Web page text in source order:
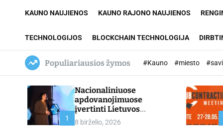
KAUNO NAUJIENOS KAUNO RAJONO NAUJIENOS
TECHNOLOGIJOS BLOCKCHAIN TECHNOLOGIJA
Populiariausios žymos #Kauno #miesto
1
Nacionaliniuose
apdovanojimuose
įvertinti Lietuvos
profesinio mokymo
lyderiai
8 birželio, 2026